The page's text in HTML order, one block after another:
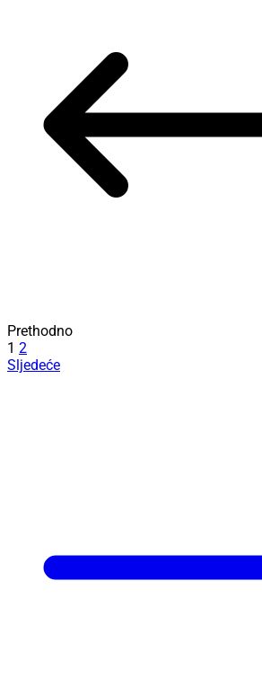
Prethodno
1 2
Sljedeće